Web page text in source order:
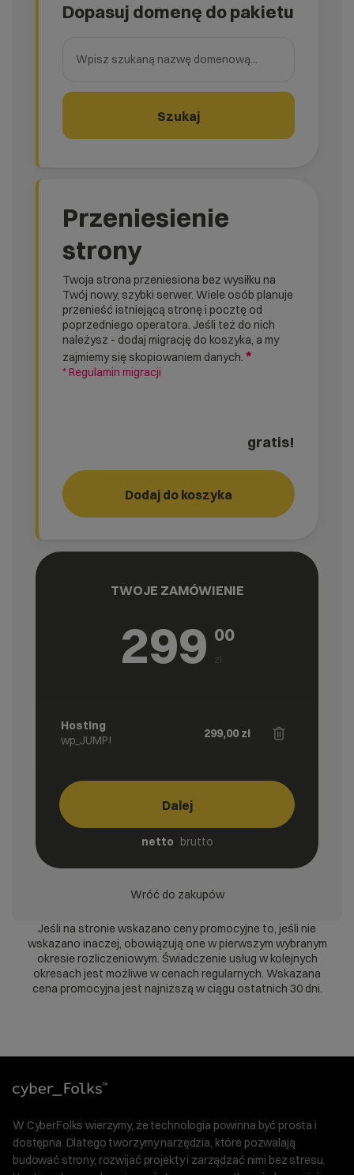
Dopasuj domenę do pakietu
Szukaj
Przeniesienie
strony
Twoja strona przeniesiona bez wysiłku na
Twój nowy, szybki serwer. Wiele osób planuje
przenieść istniejącą stronę i pocztę od
poprzedniego operatora. Jeśli też do nich
należysz - dodaj migrację do koszyka, a my
zajmiemy się skopiowaniem danych. *
* Regulamin migracji
gratis!
Dodaj do koszyka Przeniesienie
TWOJE ZAMÓWIENIE
299 00
zł
Hosting
wp_JUMP!
299,00 zł
Dalej
netto brutto
Wróć do zakupów
Jeśli na stronie wskazano ceny promocyjne to, jeśli nie
wskazano inaczej, obowiązują one w pierwszym wybranym
okresie rozliczeniowym. Świadczenie usług w kolejnych
okresach jest możliwe w cenach regularnych. Wskazana
cena promocyjna jest najniższą w ciągu ostatnich 30 dni.
W CyberFolks wierzymy, że technologia powinna być prosta i
dostępna. Dlatego tworzymy narzędzia, które pozwalają
budować strony, rozwijać projekty i zarządzać nimi bez stresu.